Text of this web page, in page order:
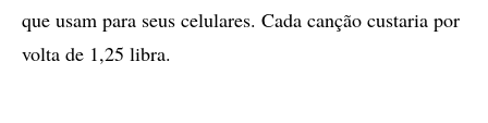
que usam para seus celulares. Cada canção custaria por
volta de 1,25 libra.